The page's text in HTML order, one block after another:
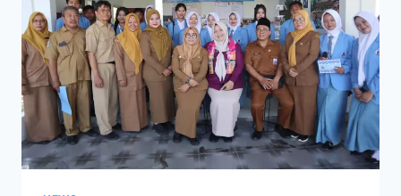
NYATA
KETAHANAN
PANGAN
SEKOLAH